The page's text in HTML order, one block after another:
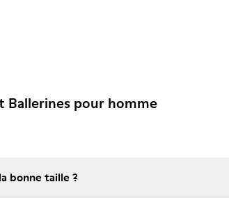
Ballerines pour homme
bonne taille ?